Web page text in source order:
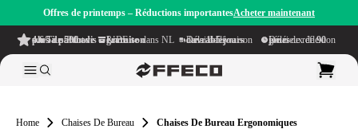
Offres de printemps – Réductions importantesAcheter maintenant
4.6/5
à partir de plus de 500 avis
sur TrustPilot Livraison gratuite
dans NL & BE Délai de livraison dans
1–5 jours ouvrables Délai de réflexion généreux de
90 jours
Home Chaises De Bureau Chaises De Bureau Ergonomiques